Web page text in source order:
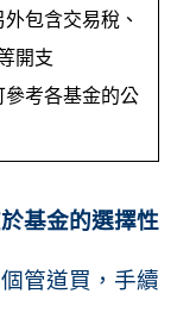
包含交易稅、
開支
考各基金的公
基金的選擇性
管道買，手續